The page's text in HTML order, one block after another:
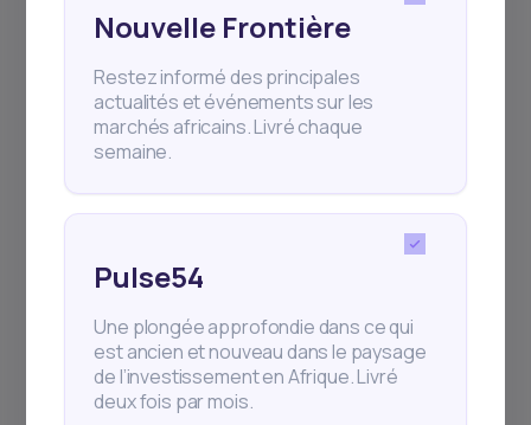
opportunité et dans d’autres
opportunités à travers
l’Afrique
Téléchargez l'application daba finance sur votre
Nouvelle Frontière
Restez informé des principales
actualités et événements sur les
marchés africains. Livré chaque
semaine.
Pulse54
Une plongée approfondie dans ce qui
est ancien et nouveau dans le paysage
de l’investissement en Afrique. Livré
deux fois par mois.